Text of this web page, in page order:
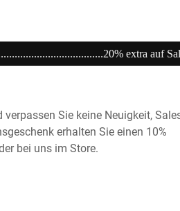
.........Code: sale20
Sie keine Neuigkeit,
erhalten Sie einen 10%
bei uns im Store.